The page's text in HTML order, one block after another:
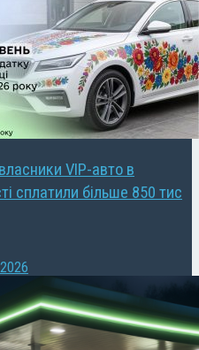
VIP-авто в
сплатили більше 850 тис